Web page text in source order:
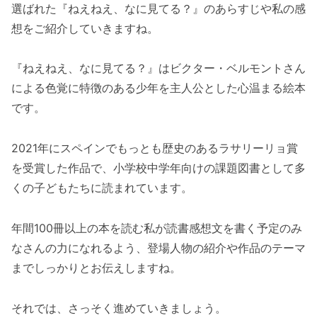
選ばれた『ねえねえ、なに見てる？』のあらすじや私の感
想をご紹介していきますね。
『ねえねえ、なに見てる？』はビクター・ベルモントさん
による色覚に特徴のある少年を主人公とした心温まる絵本
です。
2021年にスペインでもっとも歴史のあるラサリーリョ賞
を受賞した作品で、小学校中学年向けの課題図書として多
くの子どもたちに読まれています。
年間100冊以上の本を読む私が読書感想文を書く予定のみ
なさんの力になれるよう、登場人物の紹介や作品のテーマ
までしっかりとお伝えしますね。
それでは、さっそく進めていきましょう。